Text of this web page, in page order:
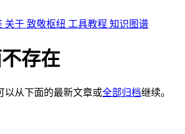
关于 致敬枢纽 工具教程 知识图谱
存在
以从下面的最新文章或全部归档继续。